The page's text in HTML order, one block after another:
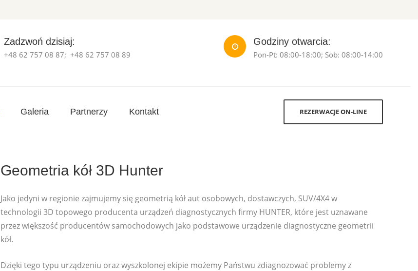
Zadzwoń dzisiaj:
+48 62 757 08 87; +48 62 757 08 89
Godziny otwarcia:
Pon-Pt: 08:00-18:00; Sob: 08:00-14:00
Galeria Partnerzy Kontakt REZERWACJE ON-LINE
Geometria kół 3D Hunter
Jako jedyni w regionie zajmujemy się geometrią kół aut osobowych, dostawczych, SUV/4X4 w
technologii 3D topowego producenta urządzeń diagnostycznych firmy HUNTER, które jest uznawane
przez większość producentów samochodowych jako podstawowe urządzenie diagnostyczne geometrii
kół.
Dzięki tego typu urządzeniu oraz wyszkolonej ekipie możemy Państwu zdiagnozować problemy z